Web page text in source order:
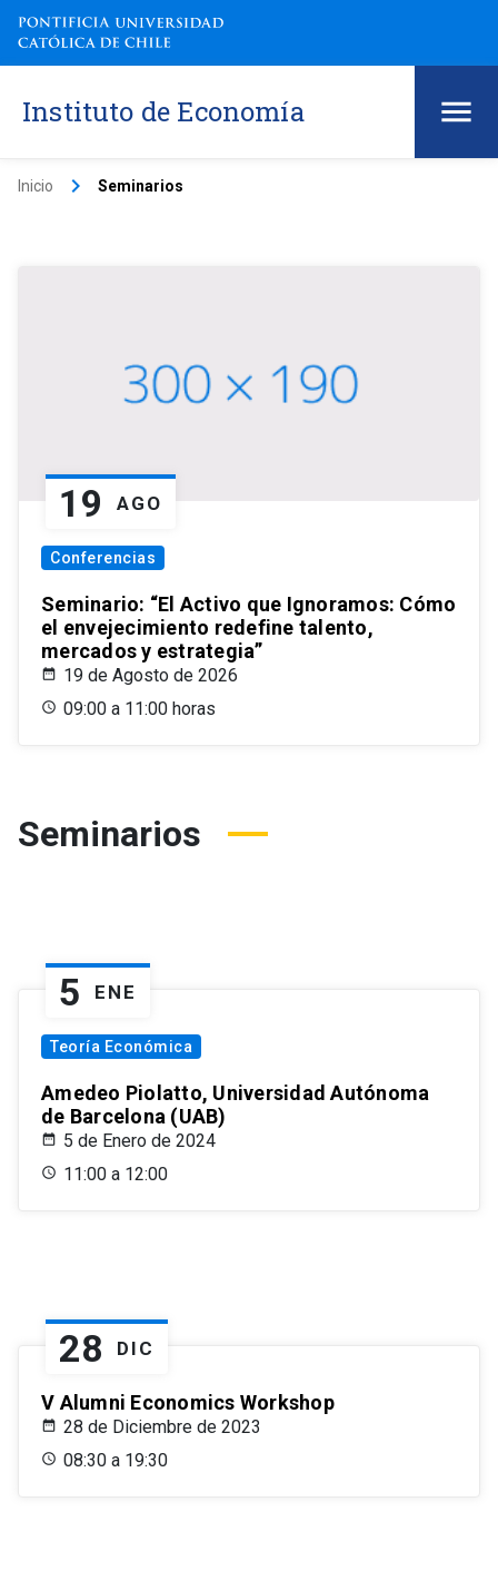
Instituto de Economía
Inicio keyboard_arrow_right Seminarios
19 AGO
Conferencias
Seminario: “El Activo que Ignoramos: Cómo
el envejecimiento redefine talento,
mercados y estrategia”
19 de Agosto de 2026
09:00 a 11:00 horas
Seminarios
5 ENE
Teoría Económica
Amedeo Piolatto, Universidad Autónoma
de Barcelona (UAB)
5 de Enero de 2024
11:00 a 12:00
28 DIC
V Alumni Economics Workshop
28 de Diciembre de 2023
08:30 a 19:30